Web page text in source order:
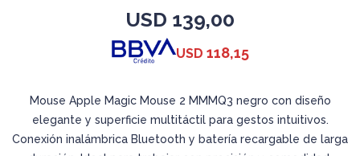
USD 139,00
USD 118,15
Mouse Apple Magic Mouse 2 MMMQ3 negro con diseño
elegante y superficie multitáctil para gestos intuitivos.
Conexión inalámbrica Bluetooth y batería recargable de larga